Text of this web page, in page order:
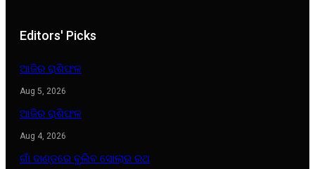
Editors' Picks
ଆଜିର ରାଶିଫଳ
Aug 5, 2026
ଆଜିର ରାଶିଫଳ
Aug 4, 2026
ଗାଁ ଦାଣ୍ଡରେ ବୁଲିବ ସୋଲାର ରଥ